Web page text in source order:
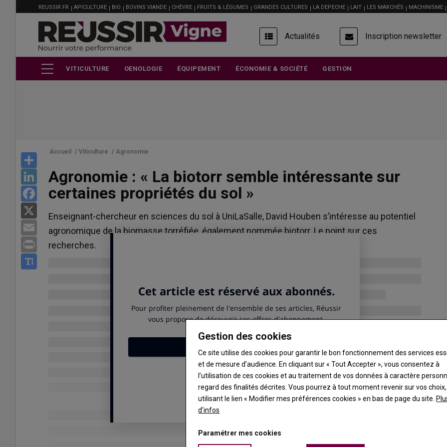
MENU
FILIÈRE
REUSSIR.FR APICULTURE BIO BOVINS VIANDE CHÈVRE FRUITS & LÉGUMES GRANDES CULTURES LA DEPECHE LAIT LES MARCHÉS MACHINISME
USER
ACCOUNT
MENU
Actualités Inscription newsletter
VITICULTURE OENOLOGIE ÉQUIPEMENT ÉCONOMIE & SOCIÉTÉ GESTION
LinkedIn
Facebook
Email
Print
Accueil / Viticulture / Agronomie
Agronomie : « La biotorr semble intéressante sur
certaines propriétés du sol »
Enseignant-chercheur en sciences du sol à UniLaSalle, David Houben s’intéresse au potentiel
agronomique de la biomasse torréfiée, également nommée biotorr. Le point sur ces
recherches.
Gestion des cookies
Ce site utilise des cookies pour garantir le bon fonctionnement des services
et de mesure d’audience. En cliquant sur « Tout Accepter », vous consentez à
l’utilisation de ces cookies et au traitement de vos données à caractère
regard des finalités décrites. Vous pourrez à tout moment revenir sur vos
utilisant le lien « Modifier mes préférences cookies » en bas de page du site.
d'infos
Paramétrer mes cookies